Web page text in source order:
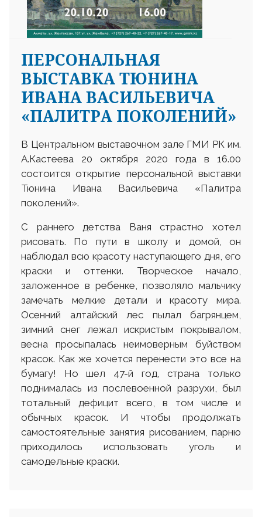
ПЕРСОНАЛЬНАЯ
ВЫСТАВКА ТЮНИНА
ИВАНА ВАСИЛЬЕВИЧА
«ПАЛИТРА ПОКОЛЕНИЙ»
В Центральном выставочном зале ГМИ РК им.
А.Кастеева 20 октября 2020 года в 16.00
состоится открытие персональной выставки
Тюнина Ивана Васильевича «Палитра
поколений».
С раннего детства Ваня страстно хотел
рисовать. По пути в школу и домой, он
наблюдал всю красоту наступающего дня, его
краски и оттенки. Творческое начало,
заложенное в ребенке, позволяло мальчику
замечать мелкие детали и красоту мира.
Осенний алтайский лес пылал багрянцем,
зимний снег лежал искристым покрывалом,
весна просыпалась неимоверным буйством
красок. Как же хочется перенести это все на
бумагу! Но шел 47-й год, страна только
поднималась из послевоенной разрухи, был
тотальный дефицит всего, в том числе и
обычных красок. И чтобы продолжать
самостоятельные занятия рисованием, парню
приходилось использовать уголь и
самодельные краски.